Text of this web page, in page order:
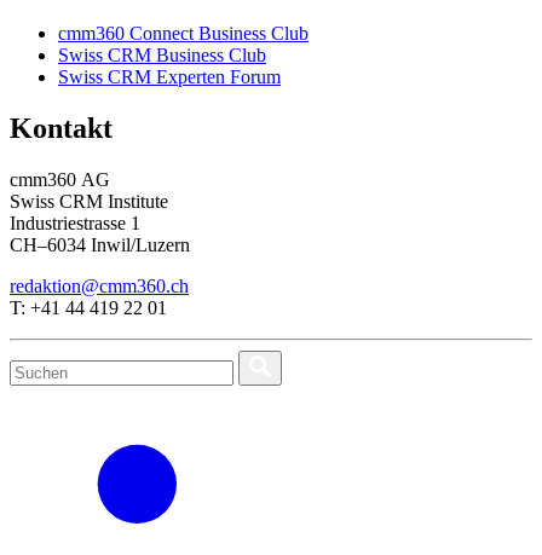
cmm360 Connect Business Club
Swiss CRM Business Club
Swiss CRM Experten Forum
Kontakt
cmm360 AG
Swiss CRM Institute
Industriestrasse 1
CH–6034 Inwil/Luzern
redaktion@cmm360.ch
T: +41 44 419 22 01